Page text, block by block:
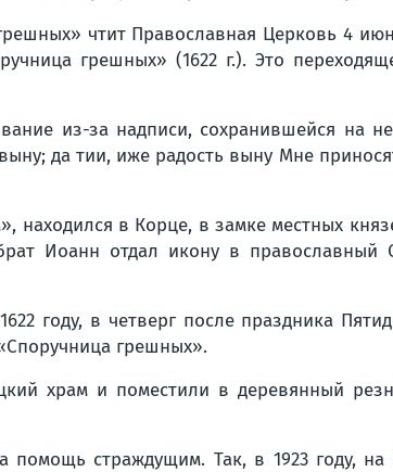
чтит Православная Церковь 4
грешных» (1622 г.). Это
из-за надписи, сохранившейся на
да тии, иже радость выну Мне
находился в Корце, в замке местных
Иоанн отдал икону в православный
году, в четверг после праздника
грешных».
храм и поместили в деревянный
страждущим. Так, в 1923 году,